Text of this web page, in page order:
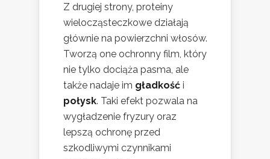
Z drugiej strony, proteiny
wielocząsteczkowe działają
głównie na powierzchni włosów.
Tworzą one ochronny film, który
nie tylko dociąża pasma, ale
także nadaje im gładkość i
połysk. Taki efekt pozwala na
wygładzenie fryzury oraz
lepszą ochronę przed
szkodliwymi czynnikami